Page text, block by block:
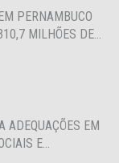
PERNAMBUCO
MILHÕES DE
ADEQUAÇÕES EM
E